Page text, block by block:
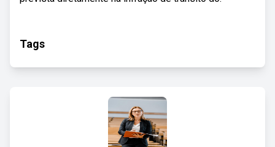
Tags